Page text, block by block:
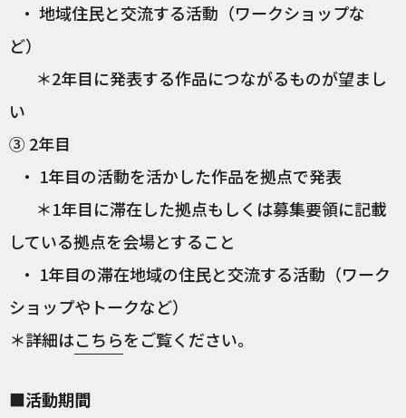
・ 地域住民と交流する活動（ワークショップな
ど）
＊2年目に発表する作品につながるものが望まし
い
③ 2年目
・ 1年目の活動を活かした作品を拠点で発表
＊1年目に滞在した拠点もしくは募集要領に記載
している拠点を会場とすること
・ 1年目の滞在地域の住民と交流する活動（ワーク
ショップやトークなど）
＊詳細はこちらをご覧ください。
■活動期間